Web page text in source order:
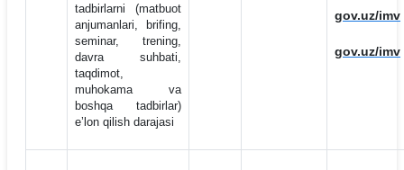
tadbirlarni (matbuot
anjumanlari, brifing,
seminar, trening,
davra suhbati,
taqdimot,
muhokama va
boshqa tadbirlar)
eʼlon qilish darajasi
gov.uz/imv
gov.uz/imv